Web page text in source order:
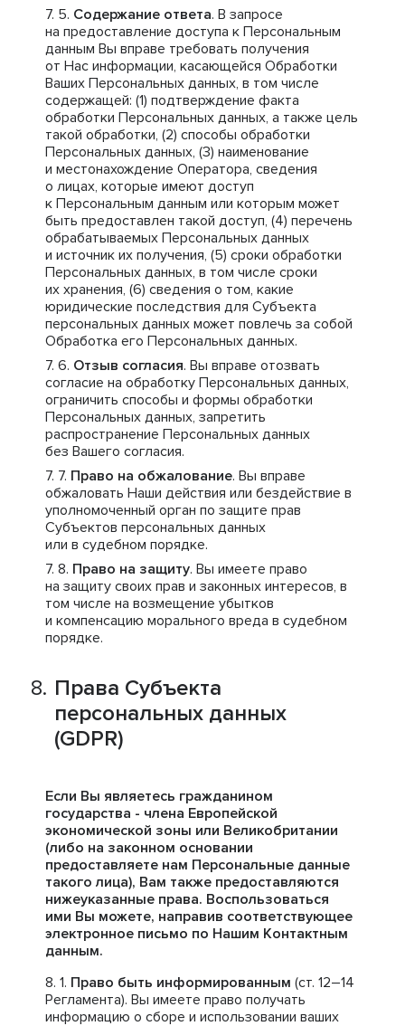
Содержание ответа. В запросе
на предоставление доступа к Персональным
данным Вы вправе требовать получения
от Нас информации, касающейся Обработки
Ваших Персональных данных, в том числе
содержащей: (1) подтверждение факта
обработки Персональных данных, а также цель
такой обработки, (2) способы обработки
Персональных данных, (3) наименование
и местонахождение Оператора, сведения
о лицах, которые имеют доступ
к Персональным данным или которым может
быть предоставлен такой доступ, (4) перечень
обрабатываемых Персональных данных
и источник их получения, (5) сроки обработки
Персональных данных, в том числе сроки
их хранения, (6) сведения о том, какие
юридические последствия для Субъекта
персональных данных может повлечь за собой
Обработка его Персональных данных.
Отзыв согласия. Вы вправе отозвать
согласие на обработку Персональных данных,
ограничить способы и формы обработки
Персональных данных, запретить
распространение Персональных данных
без Вашего согласия.
Право на обжалование. Вы вправе
обжаловать Наши действия или бездействие в
уполномоченный орган по защите прав
Субъектов персональных данных
или в судебном порядке.
Право на защиту. Вы имеете право
на защиту своих прав и законных интересов, в
том числе на возмещение убытков
и компенсацию морального вреда в судебном
порядке.
Права Субъекта
персональных данных
(GDPR)
Если Вы являетесь гражданином
государства - члена Европейской
экономической зоны или Великобритании
(либо на законном основании
предоставляете нам Персональные данные
такого лица), Вам также предоставляются
нижеуказанные права. Воспользоваться
ими Вы можете, направив соответствующее
электронное письмо по Нашим Контактным
данным.
Право быть информированным (ст. 12–14
Регламента). Вы имеете право получать
информацию о сборе и использовании ваших